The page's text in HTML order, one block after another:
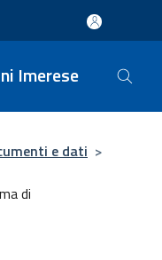
Imerese
e dati >
di